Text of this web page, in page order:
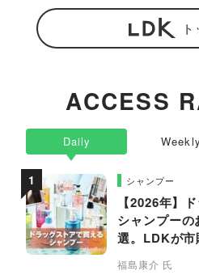
ACCESS
Daily
シャンプー
【2026年】
シャンプー
選。LDKが市
福島康介 氏
Weekly